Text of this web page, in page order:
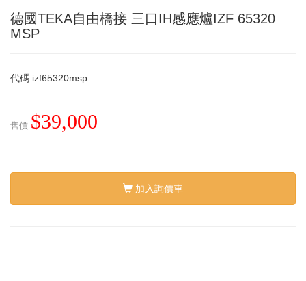
德國TEKA自由橋接 三口IH感應爐IZF 65320
MSP
代碼 izf65320msp
售價 $39,000
加入詢價車